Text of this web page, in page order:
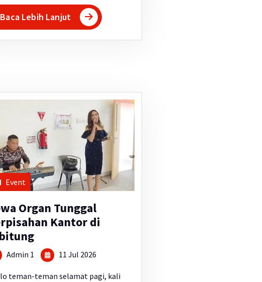
Baca Lebih Lanjut
Event
Organ Tunggal
Kantor di
Admin 1 11 Jul 2026
teman-teman selamat pagi, kali